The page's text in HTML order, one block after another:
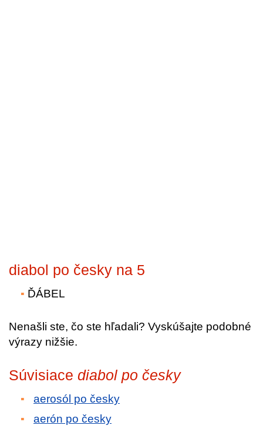
diabol po česky na 5
ĎÁBEL
Nenašli ste, čo ste hľadali? Vyskúšajte podobné
výrazy nižšie.
Súvisiace diabol po česky
aerosól po česky
aerón po česky